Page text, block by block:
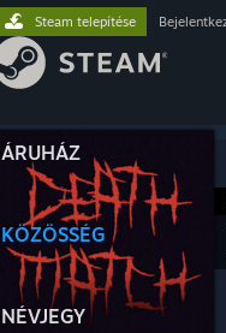
ÁRUHÁZ
KÖZÖSSÉG
NÉVJEGY
Steam telepítése